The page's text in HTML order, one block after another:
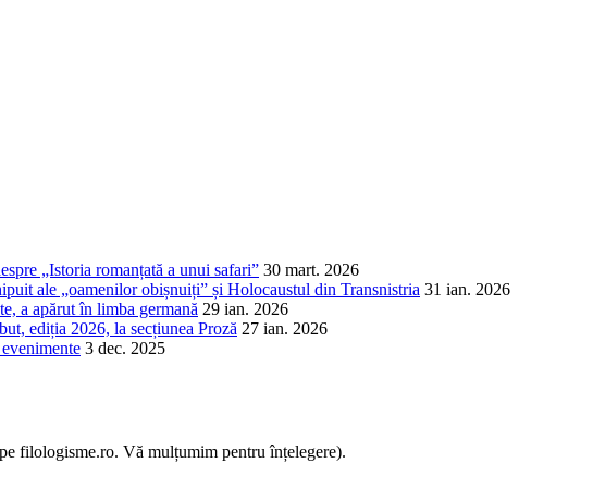
„Istoria romanțată a unui safari” 30 mart. 2026
ale „oamenilor obișnuiți” și Holocaustul din Transnistria 31 ian. 2026
a apărut în limba germană 29 ian. 2026
ediția 2026, la secțiunea Proză 27 ian. 2026
3 dec. 2025
filologisme.ro. Vă mulțumim pentru înțelegere).